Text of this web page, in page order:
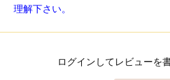
理解下さい。
ログインしてレビューを